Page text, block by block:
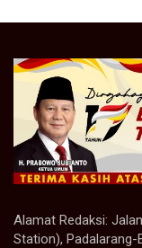
Alamat Redaksi:
Station), Padalarang-